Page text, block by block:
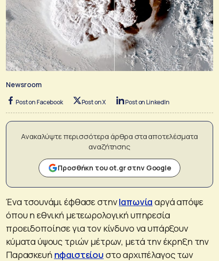
Newsroom
Post on Facebook Post on X Post on LinkedIn
Ανακαλύψτε περισσότερα άρθρα στα αποτελέσματα
αναζήτησης
Προσθήκη του ot.gr στην Google
Ένα τσουνάμι έφθασε στηνΙαπωνία αργά απόψε
όπου η εθνική μετεωρολογική υπηρεσία
προειδοποίησε για τον κίνδυνο να υπάρξουν
κύματα ύψους τριών μέτρων, μετά την έκρηξη την
Παρασκευή ηφαιστείου στο αρχιπέλαγος των